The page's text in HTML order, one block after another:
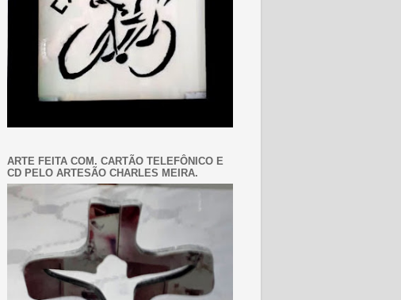
ARTE FEITA COM. CARTÃO TELEFÔNICO E
CD PELO ARTESÃO CHARLES MEIRA.